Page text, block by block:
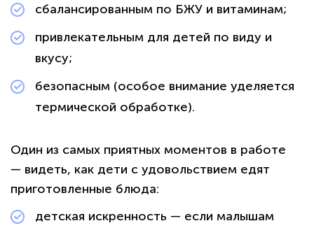
сбалансированным по БЖУ и витаминам;
привлекательным для детей по виду и
вкусу;
безопасным (особое внимание уделяется
термической обработке).
Один из самых приятных моментов в работе
— видеть, как дети с удовольствием едят
приготовленные блюда:
детская искренность — если малышам